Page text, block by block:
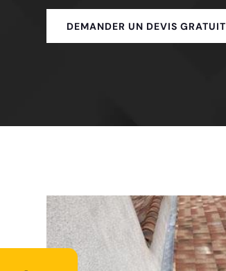
DEMANDER UN DEVIS GRATUIT